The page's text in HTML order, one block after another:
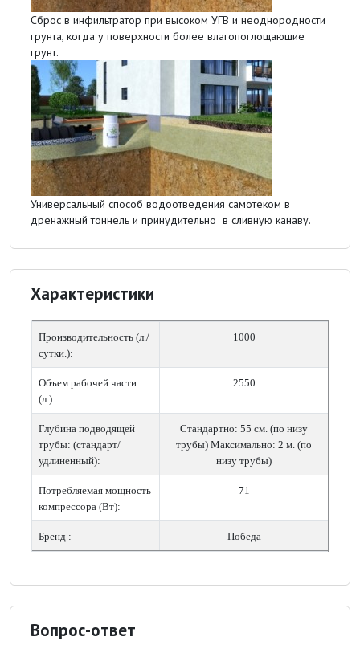
Сброс в инфильтратор при высоком УГВ и неоднородности
грунта, когда у поверхности более влагопоглощающие
грунт.
Универсальный способ водоотведения самотеком в
дренажный тоннель и принудительно в сливную канаву.
Характеристики
Производительность (л./
сутки.):
1000
Объем рабочей части
(л.):
2550
Глубина подводящей
трубы: (стандарт/
удлиненный):
Стандартно: 55 см. (по низу
трубы) Максимально: 2 м. (по
низу трубы)
Потребляемая мощность
компрессора (Вт):
71
Бренд : Победа
Вопрос-ответ